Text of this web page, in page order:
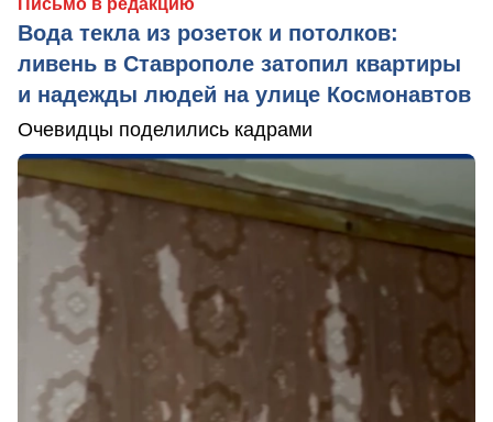
Письмо в редакцию
Вода текла из розеток и потолков:
ливень в Ставрополе затопил квартиры
и надежды людей на улице Космонавтов
Очевидцы поделились кадрами